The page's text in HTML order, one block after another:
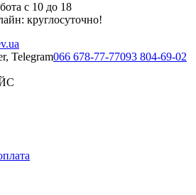
с 10 до 18
круглосуточно!
Telegram066 678-77-77093 804-69-02